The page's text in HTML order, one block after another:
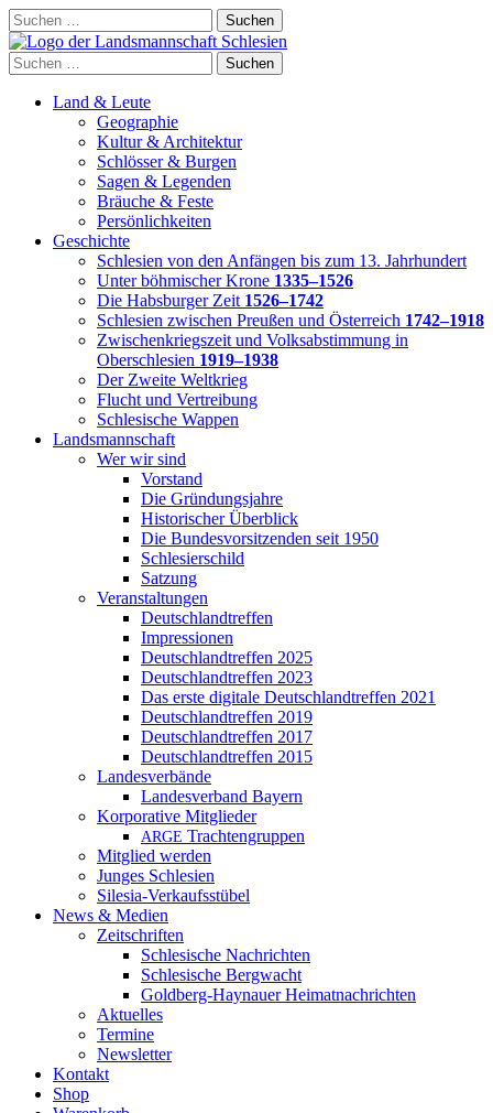
Skip
to
content
Suchen
nach:
Suchen
nach:
Land & Leute
Geographie
Kultur & Architektur
Schlösser & Burgen
Sagen & Legenden
Bräuche & Feste
Persönlichkeiten
Geschichte
Schlesien von den Anfängen bis zum 13. Jahrhundert
Unter böhmischer Krone 1335–1526
Die Habsburger Zeit 1526–1742
Schlesien zwischen Preußen und Österreich 1742–1918
Zwischenkriegszeit und Volksabstimmung in
Oberschlesien 1919–1938
Der Zweite Weltkrieg
Flucht und Vertreibung
Schlesische Wappen
Landsmannschaft
Wer wir sind
Vorstand
Die Gründungsjahre
Historischer Überblick
Die Bundesvorsitzenden seit 1950
Schlesierschild
Satzung
Veranstaltungen
Deutschlandtreffen
Impressionen
Deutschlandtreffen 2025
Deutschlandtreffen 2023
Das erste digitale Deutschlandtreffen 2021
Deutschlandtreffen 2019
Deutschlandtreffen 2017
Deutschlandtreffen 2015
Landesverbände
Landesverband Bayern
Korporative Mitglieder
ARGE Trachtengruppen
Mitglied werden
Junges Schlesien
Silesia-Verkaufsstübel
News & Medien
Zeitschriften
Schlesische Nachrichten
Schlesische Bergwacht
Goldberg-Haynauer Heimatnachrichten
Aktuelles
Termine
Newsletter
Kontakt
Shop